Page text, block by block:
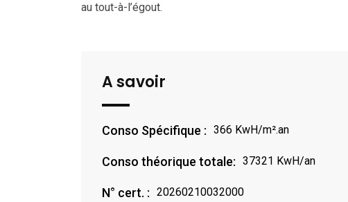
au tout-à-l’égout.
A savoir
Conso Spécifique : 366 KwH/m².an
Conso théorique totale: 37321 KwH/an
N° cert. : 20260210032000